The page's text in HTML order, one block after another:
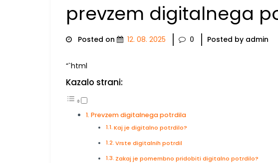
prevzem digitalnega
Posted on 12. 08. 2025 0 Posted by admin
“`html
Kazalo strani:
Prevzem digitalnega potrdila
Kaj je digitalno potrdilo?
Vrste digitalnih potrdil
Zakaj je pomembno pridobiti digitalno potrdilo?